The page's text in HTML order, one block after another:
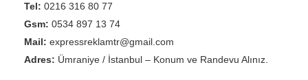
Tel: 0216 316 80 77
Gsm: 0534 897 13 74
Mail: expressreklamtr@gmail.com
Adres: Ümraniye / İstanbul – Konum ve Randevu Alınız.